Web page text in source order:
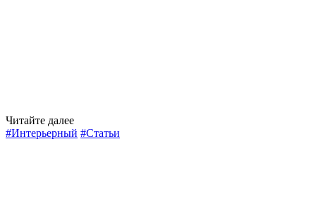
Читайте далее
#Интерьерный #Статьи